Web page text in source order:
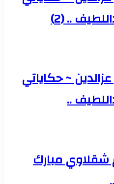
.. (2)
~ حكاياتي
..
شقلاوي مبارك